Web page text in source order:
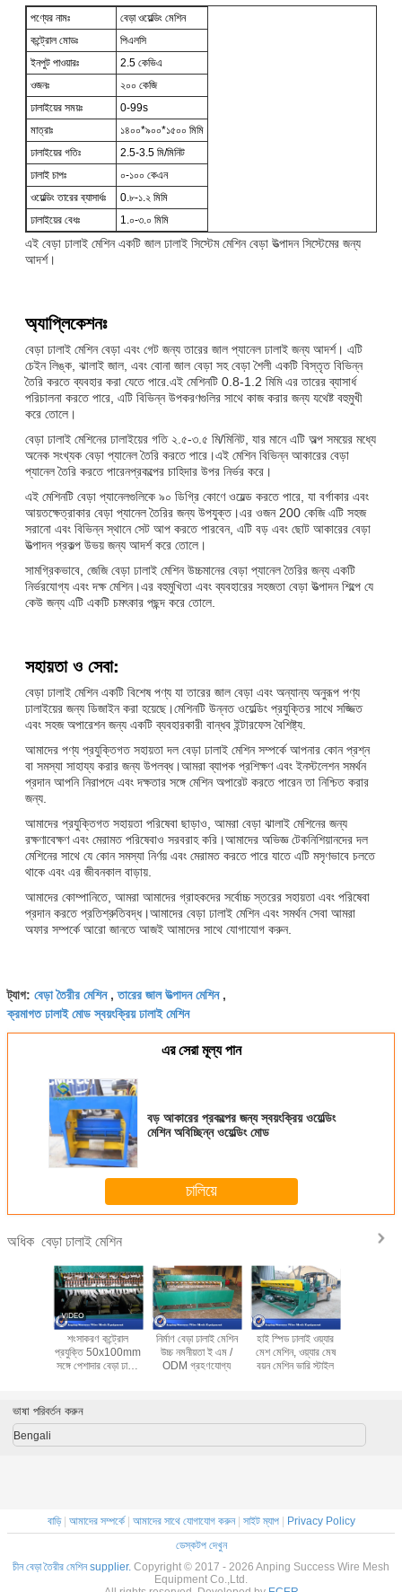
পণ্যের নামঃ
বেড়া ওয়েল্ডিং মেশিন
কন্ট্রোল মোডঃ
পিএলসি
ইনপুট পাওয়ারঃ
2.5 কেভিএ
ওজনঃ
২০০ কেজি
ঢালাইয়ের সময়ঃ
0-99s
মাত্রাঃ
১৪০০*৯০০*১৫০০ মিমি
ঢালাইয়ের গতিঃ
2.5-3.5 মি/মিনিট
ঢালাই চাপঃ
০-১০০ কেএন
ওয়েল্ডিং তারের ব্যাসার্ধঃ
0.৮-১.২ মিমি
ঢালাইয়ের বেধঃ
1.০-৩.০ মিমি
এই বেড়া ঢালাই মেশিন একটি জাল ঢালাই সিস্টেম মেশিন বেড়া উত্পাদন সিস্টেমের জন্য
আদর্শ।
অ্যাপ্লিকেশনঃ
বেড়া ঢালাই মেশিন বেড়া এবং গেট জন্য তারের জাল প্যানেল ঢালাই জন্য আদর্শ। এটি
চেইন লিঙ্ক, ঝালাই জাল, এবং বোনা জাল বেড়া সহ বেড়া শৈলী একটি বিস্তৃত বিভিন্ন
তৈরি করতে ব্যবহার করা যেতে পারে.এই মেশিনটি 0.8-1.2 মিমি এর তারের ব্যাসার্ধ
পরিচালনা করতে পারে, এটি বিভিন্ন উপকরণগুলির সাথে কাজ করার জন্য যথেষ্ট বহুমুখী
করে তোলে।
বেড়া ঢালাই মেশিনের ঢালাইয়ের গতি ২.৫-৩.৫ মি/মিনিট, যার মানে এটি অল্প সময়ের মধ্যে
অনেক সংখ্যক বেড়া প্যানেল তৈরি করতে পারে।এই মেশিন বিভিন্ন আকারের বেড়া
প্যানেল তৈরি করতে পারেনপ্রকল্পের চাহিদার উপর নির্ভর করে।
এই মেশিনটি বেড়া প্যানেলগুলিকে ৯০ ডিগ্রি কোণে ওয়েল্ড করতে পারে, যা বর্গাকার এবং
আয়তক্ষেত্রাকার বেড়া প্যানেল তৈরির জন্য উপযুক্ত।এর ওজন 200 কেজি এটি সহজ
সরানো এবং বিভিন্ন স্থানে সেট আপ করতে পারবেন, এটি বড় এবং ছোট আকারের বেড়া
উত্পাদন প্রকল্প উভয় জন্য আদর্শ করে তোলে।
সামগ্রিকভাবে, জেজি বেড়া ঢালাই মেশিন উচ্চমানের বেড়া প্যানেল তৈরির জন্য একটি
নির্ভরযোগ্য এবং দক্ষ মেশিন।এর বহুমুখিতা এবং ব্যবহারের সহজতা বেড়া উত্পাদন শিল্পে যে
কেউ জন্য এটি একটি চমৎকার পছন্দ করে তোলে.
সহায়তা ও সেবা:
বেড়া ঢালাই মেশিন একটি বিশেষ পণ্য যা তারের জাল বেড়া এবং অন্যান্য অনুরূপ পণ্য
ঢালাইয়ের জন্য ডিজাইন করা হয়েছে।মেশিনটি উন্নত ওয়েল্ডিং প্রযুক্তির সাথে সজ্জিত
এবং সহজ অপারেশন জন্য একটি ব্যবহারকারী বান্ধব ইন্টারফেস বৈশিষ্ট্য.
আমাদের পণ্য প্রযুক্তিগত সহায়তা দল বেড়া ঢালাই মেশিন সম্পর্কে আপনার কোন প্রশ্ন
বা সমস্যা সাহায্য করার জন্য উপলব্ধ।আমরা ব্যাপক প্রশিক্ষণ এবং ইনস্টলেশন সমর্থন
প্রদান আপনি নিরাপদে এবং দক্ষতার সঙ্গে মেশিন অপারেট করতে পারেন তা নিশ্চিত করার
জন্য.
আমাদের প্রযুক্তিগত সহায়তা পরিষেবা ছাড়াও, আমরা বেড়া ঝালাই মেশিনের জন্য
রক্ষণাবেক্ষণ এবং মেরামত পরিষেবাও সরবরাহ করি।আমাদের অভিজ্ঞ টেকনিশিয়ানদের দল
মেশিনের সাথে যে কোন সমস্যা নির্ণয় এবং মেরামত করতে পারে যাতে এটি মসৃণভাবে চলতে
থাকে এবং এর জীবনকাল বাড়ায়.
আমাদের কোম্পানিতে, আমরা আমাদের গ্রাহকদের সর্বোচ্চ স্তরের সহায়তা এবং পরিষেবা
প্রদান করতে প্রতিশ্রুতিবদ্ধ।আমাদের বেড়া ঢালাই মেশিন এবং সমর্থন সেবা আমরা
অফার সম্পর্কে আরো জানতে আজই আমাদের সাথে যোগাযোগ করুন.
ট্যাগ: বেড়া তৈরীর মেশিন,তারের জাল উত্পাদন মেশিন,
ক্রমাগত ঢালাই মোড স্বয়ংক্রিয় ঢালাই মেশিন
এর সেরা মূল্য পান
বড় আকারের প্রকল্পের জন্য স্বয়ংক্রিয় ওয়েল্ডিং
মেশিন অবিচ্ছিন্ন ওয়েল্ডিং মোড
চালিয়ে
অধিক বেড়া ঢালাই মেশিন
শংসাকরণ কন্ট্রোল
প্রযুক্তি 50x100mm
সঙ্গে পেশাদার বেড়া ঢালাই
নির্মাণ বেড়া ঢালাই মেশিন
উচ্চ নমনীয়তা ই এম /
ODM গ্রহণযোগ্য
হাই স্পিড ঢালাই ওয়্যার
মেশ মেশিন, ওয়্যার মেষ
বয়ন মেশিন ভারি স্টাইল
ভাষা পরিবর্তন করুন
Bengali
বাড়ি| আমাদের সম্পর্কে| আমাদের সাথে যোগাযোগ করুন| সাইট ম্যাপ| Privacy Policy
ডেস্কটপ দেখুন
চীন বেড়া তৈরীর মেশিন supplier. Copyright © 2017 - 2026 Anping Success Wire Mesh
Equipment Co.,Ltd.